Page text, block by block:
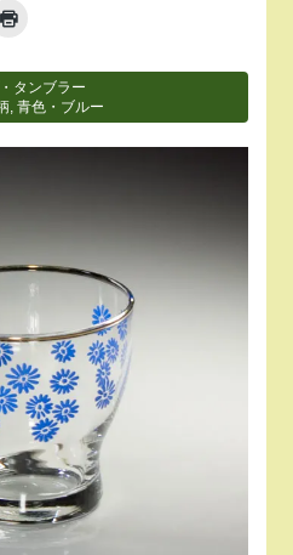
タンブラー
,青色・ブルー